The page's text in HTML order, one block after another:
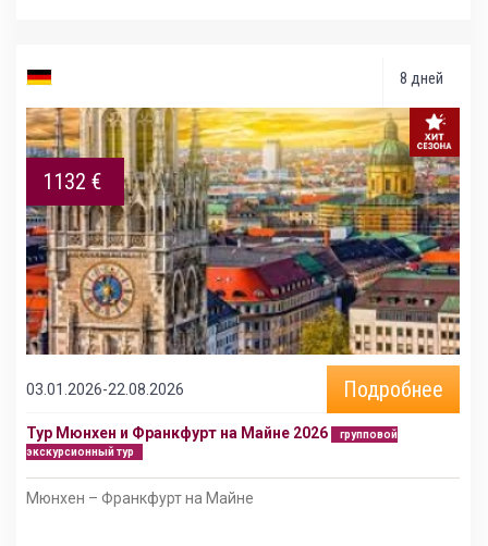
8 дней
1132 €
03.01.2026-22.08.2026 Подробнее
Тур Мюнхен и Франкфурт на Майне 2026
групповой
экскурсионный тур
Мюнхен – Франкфурт на Майне